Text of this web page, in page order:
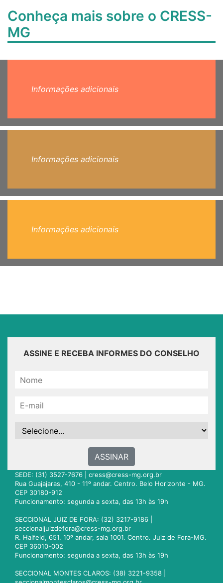
Conheça mais sobre o CRESS-
MG
Informações adicionais
Informações adicionais
Informações adicionais
ASSINE E RECEBA INFORMES DO CONSELHO
ASSINAR
SEDE: (31) 3527-7676 | cress@cress-mg.org.br
Rua Guajajaras, 410 - 11º andar. Centro. Belo Horizonte - MG.
CEP 30180-912
Funcionamento: segunda a sexta, das 13h às 19h
SECCIONAL JUIZ DE FORA: (32) 3217-9186 |
seccionaljuizdefora@cress-mg.org.br
R. Halfeld, 651. 10º andar, sala 1001. Centro. Juiz de Fora-MG.
CEP 36010-002
Funcionamento: segunda a sexta, das 13h às 19h
SECCIONAL MONTES CLAROS: (38) 3221-9358 |